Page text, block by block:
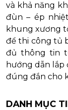
và khả năng
đùn – ép
khung xương
để thi công tủ
đủ thông tin
hướng dẫn
đúng đắn cho
DANH MỤC